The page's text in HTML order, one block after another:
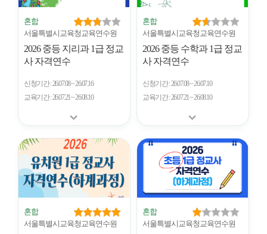
혼합
서울특별시교육청교육연수원
2026 중등 지리과 1급 정교
사 자격연수
신청기간 26.07.08 ~ 26.07.16
교육기간 26.07.21 ~ 26.08.10
혼합
서울특별시교육청교육연수원
2026 중등 수학과 1급 정교
사 자격연수
신청기간 26.07.08 ~ 26.07.10
교육기간 26.07.21 ~ 26.08.10
혼합
서울특별시교육청교육연수원
혼합
서울특별시교육청교육연수원